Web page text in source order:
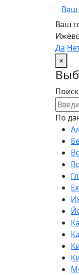
Ваш
Ваш
Да
×
По